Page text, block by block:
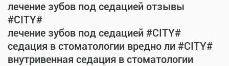
лечение зубов под седацией отзывы
#CITY#
лечение зубов под седацией #CITY#
седация в стоматологии вредно ли #CITY#
внутривенная седация в стоматологии